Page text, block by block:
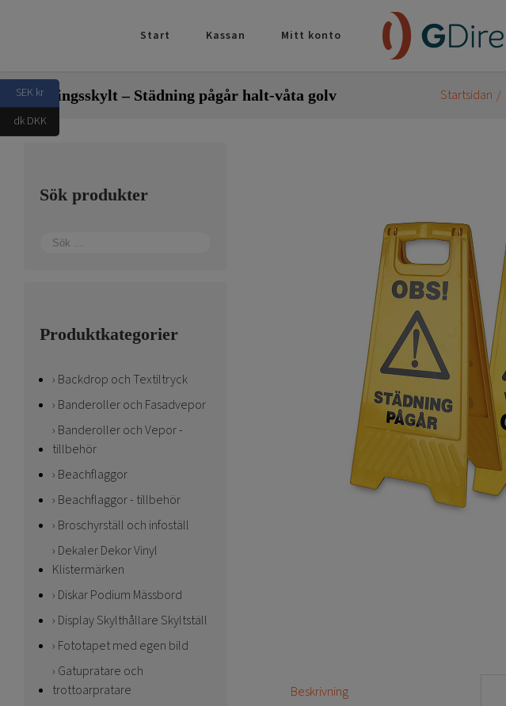
Start Kassan Mitt konto
Varningsskylt – Städning pågår halt-våta golv Startsidan
Beskrivning
Sök produkter
Produktkategorier
Backdrop och Textiltryck
Banderoller och Fasadvepor
Banderoller och Vepor -
tillbehör
Beachflaggor
Beachflaggor - tillbehör
Broschyrställ och infoställ
Dekaler Dekor Vinyl
Klistermärken
Diskar Podium Mässbord
Display Skylthållare Skyltställ
Fototapet med egen bild
Gatupratare och
trottoarpratare
SEK kr
dk DKK